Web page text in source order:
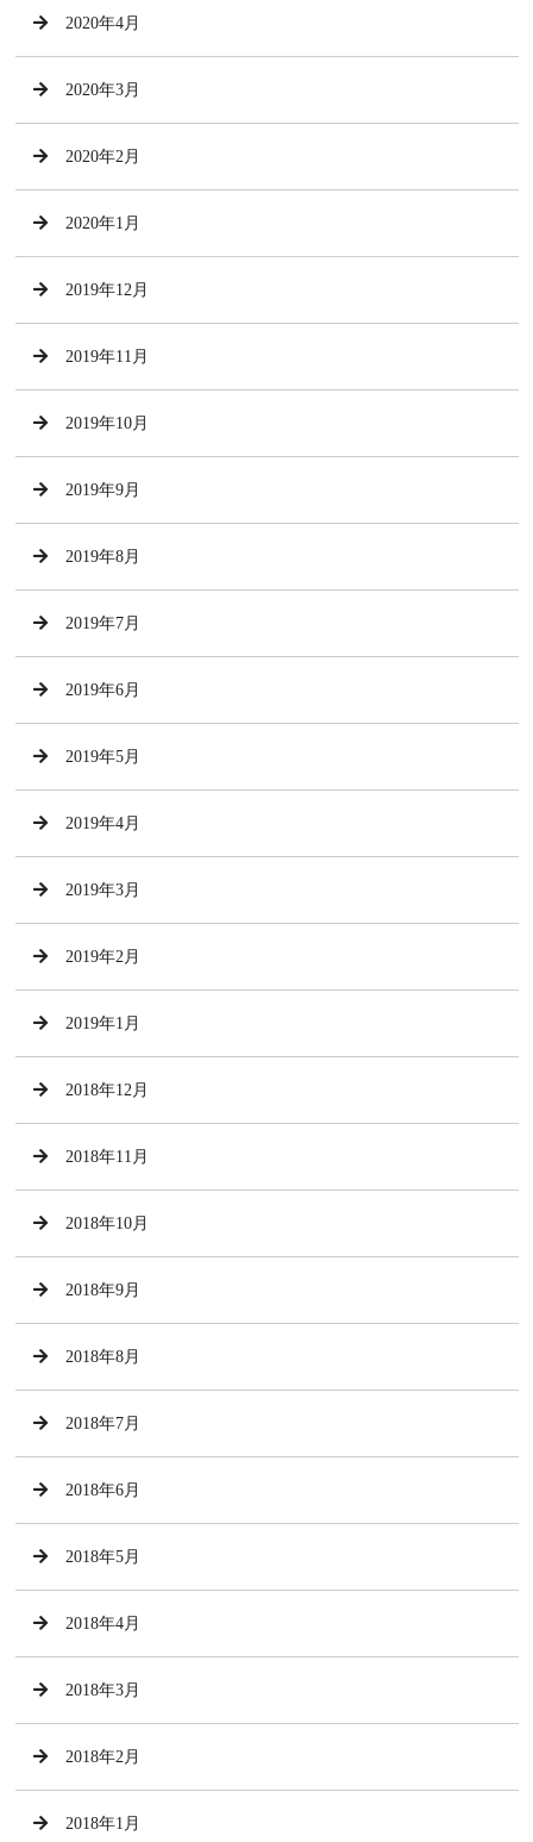
2020年4月
2020年3月
2020年2月
2020年1月
2019年12月
2019年11月
2019年10月
2019年9月
2019年8月
2019年7月
2019年6月
2019年5月
2019年4月
2019年3月
2019年2月
2019年1月
2018年12月
2018年11月
2018年10月
2018年9月
2018年8月
2018年7月
2018年6月
2018年5月
2018年4月
2018年3月
2018年2月
2018年1月